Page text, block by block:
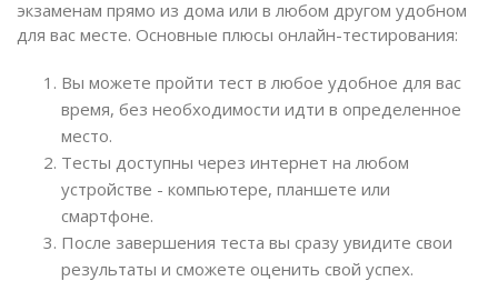
экзаменам прямо из дома или в любом другом удобном
для вас месте. Основные плюсы онлайн-тестирования:
Вы можете пройти тест в любое удобное для вас
время, без необходимости идти в определенное
место.
Тесты доступны через интернет на любом
устройстве - компьютере, планшете или
смартфоне.
После завершения теста вы сразу увидите свои
результаты и сможете оценить свой успех.